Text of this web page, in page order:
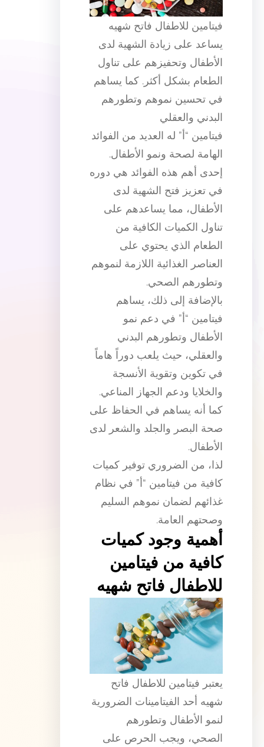
فيتامين للاطفال فاتح شهيه
يساعد على زيادة الشهية لدى
الأطفال وتحفيزهم على تناول
الطعام بشكل أكثر. كما يساهم
في تحسين نموهم وتطورهم
البدني والعقلي
فيتامين “أ” له العديد من الفوائد
الهامة لصحة ونمو الأطفال.
إحدى أهم هذه الفوائد هي دوره
في تعزيز فتح الشهية لدى
الأطفال، مما يساعدهم على
تناول الكميات الكافية من
الطعام الذي يحتوي على
العناصر الغذائية اللازمة لنموهم
وتطورهم الصحي.
بالإضافة إلى ذلك، يساهم
فيتامين “أ” في دعم نمو
الأطفال وتطورهم البدني
والعقلي، حيث يلعب دوراً هاماً
في تكوين وتقوية الأنسجة
والخلايا ودعم الجهاز المناعي.
كما أنه يساهم في الحفاظ على
صحة البصر والجلد والشعر لدى
الأطفال.
لذا، من الضروري توفير كميات
كافية من فيتامين “أ” في نظام
غذائهم لضمان نموهم السليم
وصحتهم العامة.
أهمية وجود كميات
كافية من فيتامين
للاطفال فاتح شهيه
يعتبر فيتامين للاطفال فاتح
شهيه أحد الفيتامينات الضرورية
لنمو الأطفال وتطورهم
الصحي، ويجب الحرص على